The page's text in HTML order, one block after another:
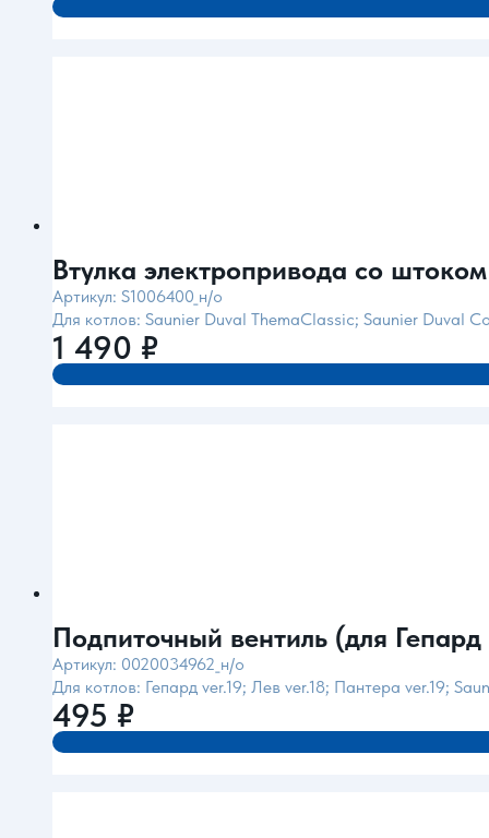
Втулка электропривода со
Артикул: S1006400_н/о
Для котлов: Saunier Duval ThemaClassic; Saunier Duval
1 490 ₽
Подпиточный вентиль (для
Артикул: 0020034962_н/о
Для котлов: Гепард ver.19; Лев ver.18; Пантера ver.19;
495 ₽